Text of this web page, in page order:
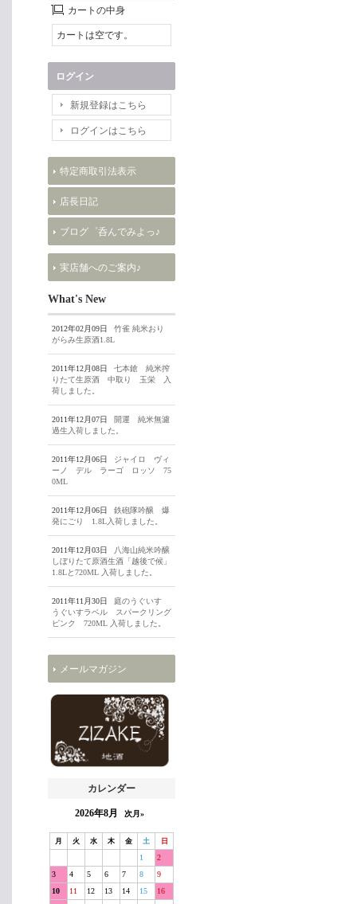
カートの中身
カートは空です。
ログイン
新規登録はこちら
ログインはこちら
特定商取引法表示
店長日記
ブログ゜呑んでみよっ♪
実店舗へのご案内♪
What's New
2012年02月09日
竹雀 純米おり
がらみ生原酒1.8L
2011年12月08日
七本鎗 純米搾
りたて生原酒 中取り 玉栄 入
荷しました。
2011年12月07日
開運 純米無濾
過生入荷しました。
2011年12月06日
ジャイロ ヴィ
ーノ デル ラーゴ ロッソ 75
0ML
2011年12月06日
鉄砲隊吟醸 爆
発にごり 1.8L入荷しました。
2011年12月03日
八海山純米吟醸
しぼりたて原酒生酒「越後で候」
1.8Lと720ML 入荷しました。
2011年11月30日
庭のうぐいす
うぐいすラベル スパークリング
ピンク 720ML 入荷しました。
メールマガジン
カレンダー
2026年8月 次月»
月 火 水 木 金 土 日
1
2
3
4 5 6 7 8
9
10
11 12 13 14 15
16